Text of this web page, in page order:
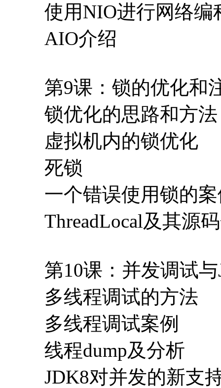
使用NIO进行网络编
AIO介绍
第9课：锁的优化和
锁优化的思路和方法
虚拟机内的锁优化
死锁
一个错误使用锁的
ThreadLocal及其源
第10课：并发调试
多线程调试的方法
多线程调试案例
线程dump及分析
JDK8对并发的新支